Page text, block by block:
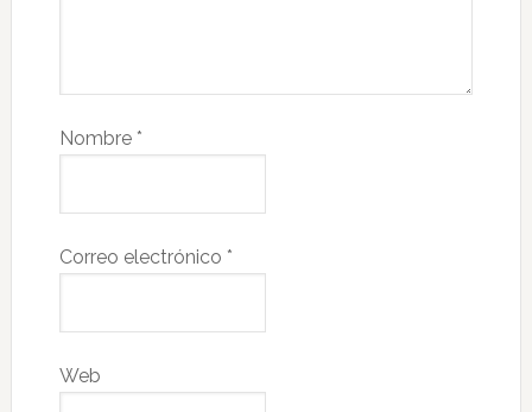
Nombre *
Correo electrónico *
Web